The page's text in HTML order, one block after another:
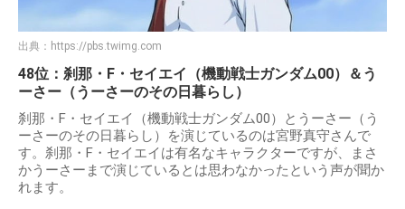
出典： https://pbs.twimg.com
48位：刹那・F・セイエイ（機動戦士ガンダム00）＆う
ーさー（うーさーのその日暮らし）
刹那・F・セイエイ（機動戦士ガンダム00）とうーさー（う
ーさーのその日暮らし）を演じているのは宮野真守さんで
す。刹那・F・セイエイは有名なキャラクターですが、まさ
かうーさーまで演じているとは思わなかったという声が聞か
れます。